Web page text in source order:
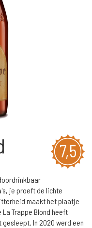
7,5
je proeft de lichte
maakt het plaatje
Trappe Blond heeft
In 2020 werd een